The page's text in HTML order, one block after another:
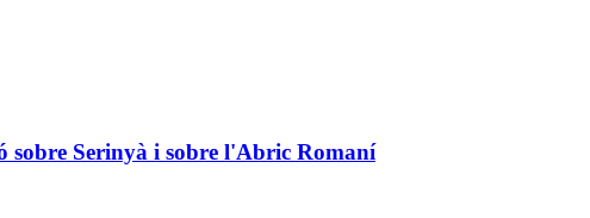
sobre Serinyà i sobre l'Abric Romaní